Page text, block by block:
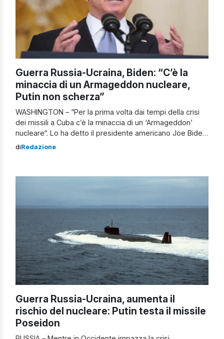
Guerra Russia-Ucraina, Biden: “C’è la
minaccia di un Armageddon nucleare,
Putin non scherza”
WASHINGTON – “Per la prima volta dai tempi della crisi
dei missili a Cuba c’è la minaccia di un ‘Armageddon’
nucleare“. Lo ha detto il presidente americano Joe Biden
parlando ad un evento elettorale a New York, un incontro
diRedazione
Guerra Russia-Ucraina, aumenta il
rischio del nucleare: Putin testa il missile
Poseidon